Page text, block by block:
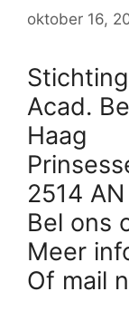
oktober 16,
Acad.
Haag
2514
Bel ons
Meer
Of mail